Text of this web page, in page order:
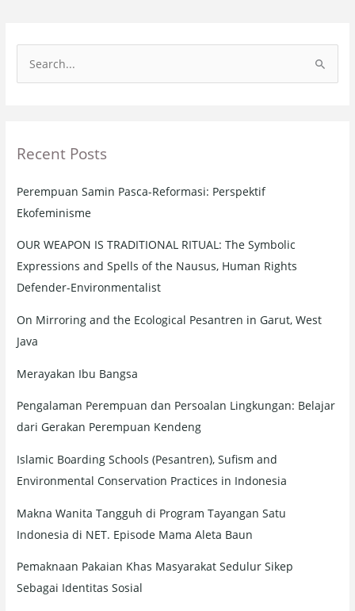
e
c
f
o
r
:
Recent Posts
Perempuan Samin Pasca-Reformasi: Perspektif
Ekofeminisme
OUR WEAPON IS TRADITIONAL RITUAL: The Symbolic
Expressions and Spells of the Nausus, Human Rights
Defender-Environmentalist
On Mirroring and the Ecological Pesantren in Garut, West
Java
Merayakan Ibu Bangsa
Pengalaman Perempuan dan Persoalan Lingkungan: Belajar
dari Gerakan Perempuan Kendeng
Islamic Boarding Schools (Pesantren), Sufism and
Environmental Conservation Practices in Indonesia
Makna Wanita Tangguh di Program Tayangan Satu
Indonesia di NET. Episode Mama Aleta Baun
Pemaknaan Pakaian Khas Masyarakat Sedulur Sikep
Sebagai Identitas Sosial